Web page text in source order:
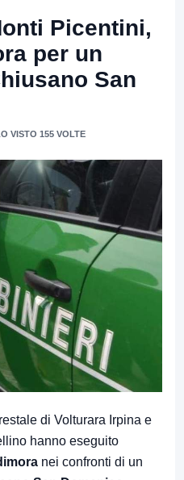
Picentini,
per un
San
VISTO 155 VOLTE
di Volturara Irpina e
hanno eseguito
nei confronti di un